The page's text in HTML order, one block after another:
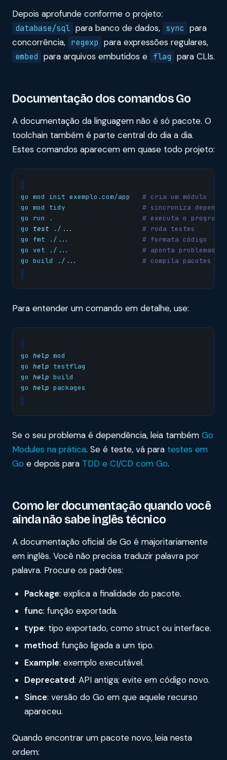
Depois aprofunde conforme o projeto:
database/sql para banco de dados, sync para
concorrência, regexp para expressões regulares,
embed para arquivos embutidos e flag para CLIs.
Documentação dos comandos Go
A documentação da linguagem não é só pacote. O
toolchain também é parte central do dia a dia.
Estes comandos aparecem em quase todo projeto:
go mod init exemplo.com/app # cria um módulo
go mod tidy # sincroniza
go run . # executa o programa
go test ./... # roda testes
go fmt ./... # formata código
go vet ./... # aponta problemas
go build ./... # compila pacotes
Para entender um comando em detalhe, use:
go help
go help
go help
go help
Se o seu problema é dependência, leia também Go
Modules na prática. Se é teste, vá para testes em
Go e depois para TDD e CI/CD com Go.
Como ler documentação quando você
ainda não sabe inglês técnico
A documentação oficial de Go é majoritariamente
em inglês. Você não precisa traduzir palavra por
palavra. Procure os padrões:
Package: explica a finalidade do pacote.
func: função exportada.
type: tipo exportado, como struct ou interface.
method: função ligada a um tipo.
Example: exemplo executável.
Deprecated: API antiga; evite em código novo.
Since: versão do Go em que aquele recurso
apareceu.
Quando encontrar um pacote novo, leia nesta
ordem: